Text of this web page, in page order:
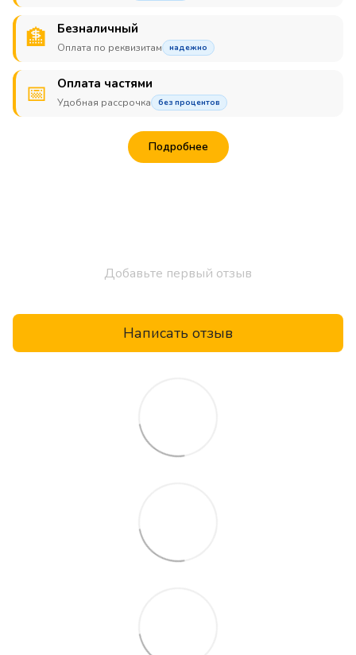
🏦 Безналичный
Оплата по реквизитам надежно
📅 Оплата частями
Удобная рассрочка без процентов
Подробнее
Добавьте первый отзыв
Написать отзыв